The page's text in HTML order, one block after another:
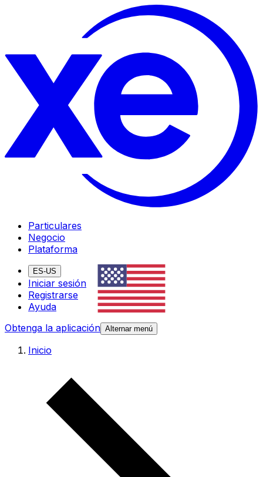
Particulares
Negocio
Plataforma
ES-US
Iniciar sesión
Registrarse
Ayuda
Obtenga la aplicación Alternar menú
Inicio